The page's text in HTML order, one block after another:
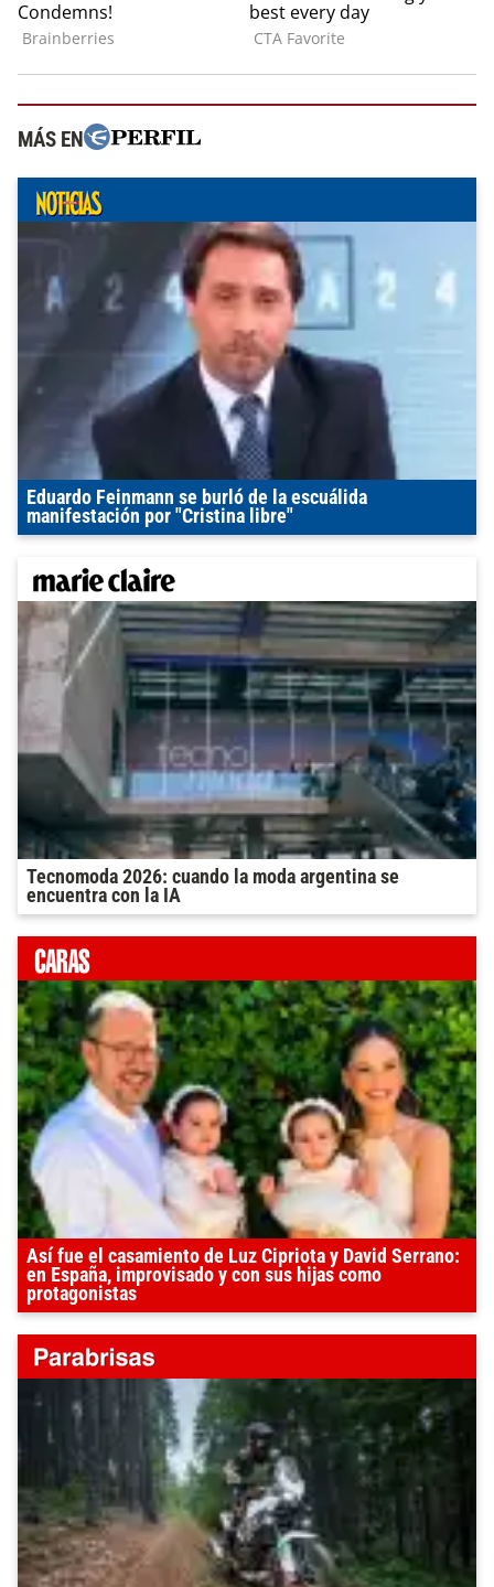
MÁS EN
Eduardo Feinmann se burló de la escuálida
manifestación por "Cristina libre"
Tecnomoda 2026: cuando la moda argentina se
encuentra con la IA
Así fue el casamiento de Luz Cipriota y David Serrano:
en España, improvisado y con sus hijas como
protagonistas